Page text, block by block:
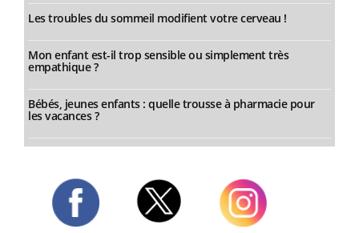
Les troubles du sommeil modifient votre cerveau !
Mon enfant est-il trop sensible ou simplement très
empathique ?
Bébés, jeunes enfants : quelle trousse à pharmacie pour
les vacances ?